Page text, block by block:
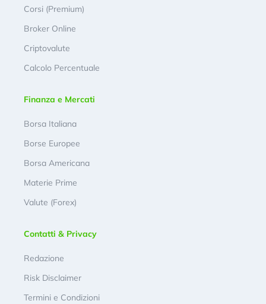
Corsi (Premium)
Broker Online
Criptovalute
Calcolo Percentuale
Finanza e Mercati
Borsa Italiana
Borse Europee
Borsa Americana
Materie Prime
Valute (Forex)
Contatti & Privacy
Redazione
Risk Disclaimer
Termini e Condizioni